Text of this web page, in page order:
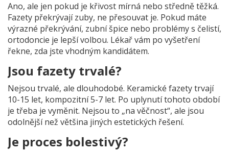
Ano, ale jen pokud je křivost mírná nebo středně těžká.
Fazety překrývají zuby, ne přesouvat je. Pokud máte
výrazné překrývání, zubní špice nebo problémy s čelistí,
ortodoncie je lepší volbou. Lékař vám po vyšetření
řekne, zda jste vhodným kandidátem.
Jsou fazety trvalé?
Nejsou trvalé, ale dlouhodobé. Keramické fazety trvají
10-15 let, kompozitní 5-7 let. Po uplynutí tohoto období
je třeba je vyměnit. Nejsou to „na věčnost“, ale jsou
odolnější než většina jiných estetických řešení.
Je proces bolestivý?